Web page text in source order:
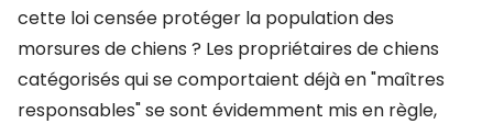
cette loi censée protéger la population des
morsures de chiens ? Les propriétaires de chiens
catégorisés qui se comportaient déjà en "maîtres
responsables" se sont évidemment mis en règle,